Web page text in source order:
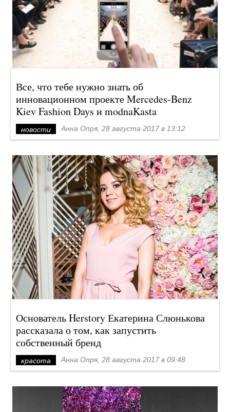
Все, что тебе нужно знать об
инновационном проекте Mercedes-Benz
Kiev Fashion Days и modnaKasta
новости Анна Опря, 28 августа 2017 в 13:12
Основатель Herstory Екатерина Слюнькова
рассказала о том, как запустить
собственный бренд
красота Анна Опря, 28 августа 2017 в 09:48